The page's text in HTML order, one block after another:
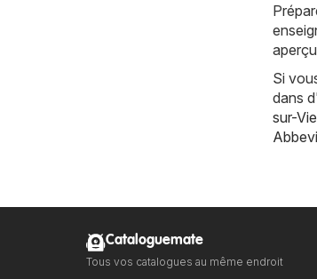
Si
dans
sur-
Cataloguemate
Tous vos catalogues au même endroit